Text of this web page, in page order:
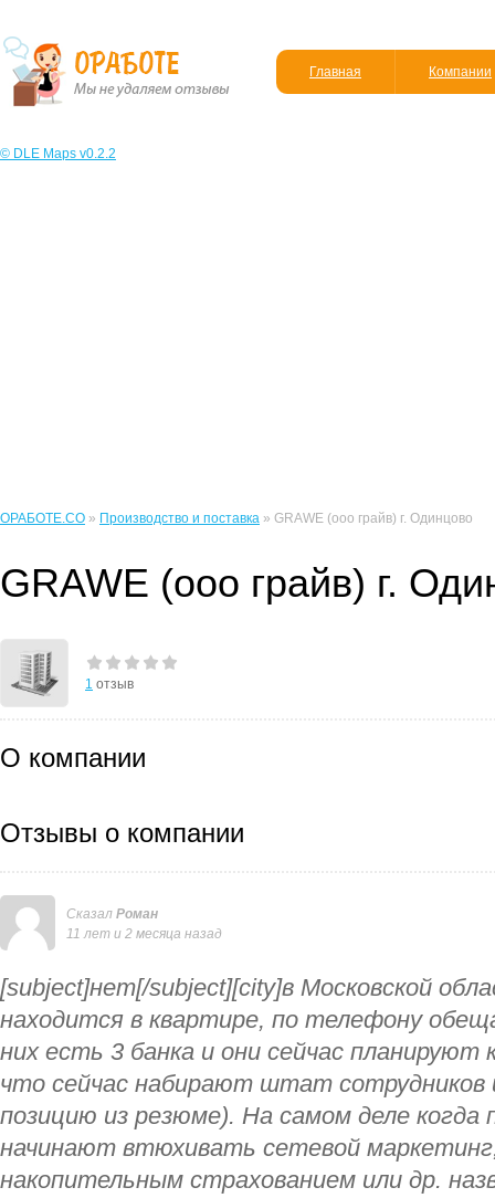
Главная Компании
© DLE Maps v0.2.2
ОРАБОТЕ.CO » Производство и поставка » GRAWE (ооо грайв) г. Одинцово
GRAWE (ооо грайв) г.
1 отзыв
О компании
Отзывы о компании
Сказал Роман
11 лет и 2 месяца назад
[subject]нет[/subject][city]в Московской
находится в квартире, по телефону
них есть 3 банка и они сейчас
что сейчас набирают штат
позицию из резюме). На самом деле когда
начинают втюхивать сетевой
накопительным страхованием или др.